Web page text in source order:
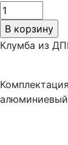
Клумба из